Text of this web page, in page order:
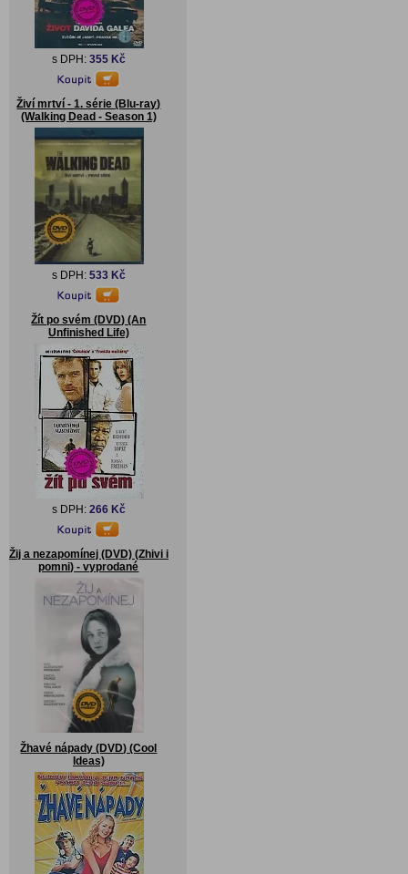
s DPH: 355 Kč
Živí mrtví - 1. série (Blu-ray)
(Walking Dead - Season 1)
s DPH: 533 Kč
Žít po svém (DVD) (An
Unfinished Life)
s DPH: 266 Kč
Žij a nezapomínej (DVD) (Zhivi i
pomni) - vyprodané
Žhavé nápady (DVD) (Cool
Ideas)